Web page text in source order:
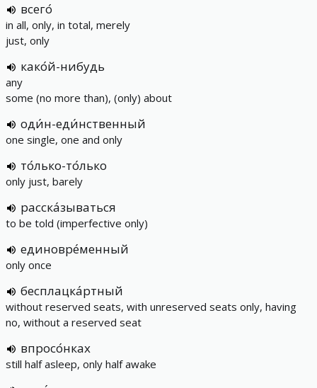
всего́
in all, only, in total, merely
just, only
како́й-нибудь
any
some (no more than), (only) about
оди́н-еди́нственный
one single, one and only
то́лько-то́лько
only just, barely
расска́зываться
to be told (imperfective only)
единовре́менный
only once
бесплацка́ртный
without reserved seats, with unreserved seats only, having
no, without a reserved seat
впросо́нках
still half asleep, only half awake